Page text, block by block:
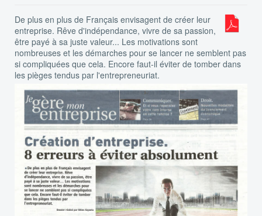
De plus en plus de Français envisagent de créer leur
entreprise. Rêve d'indépendance, vivre de sa passion,
être payé à sa juste valeur... Les motivations sont
nombreuses et les démarches pour se lancer ne semblent pas
si compliquées que cela. Encore faut-il éviter de tomber dans
les pièges tendus par l'entrepreneuriat.